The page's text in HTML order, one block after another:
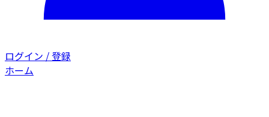
ログイン / 登録
ホーム